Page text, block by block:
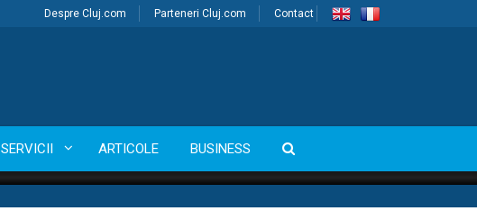
Despre Cluj.com Parteneri Cluj.com Contact
SERVICII ARTICOLE BUSINESS